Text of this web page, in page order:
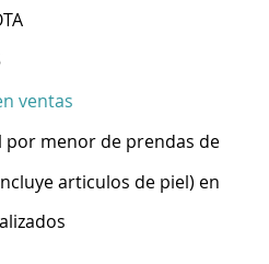
ventas
por menor de prendas de
articulos de piel) en